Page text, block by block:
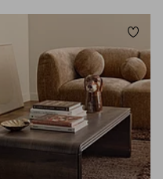
i favoriter